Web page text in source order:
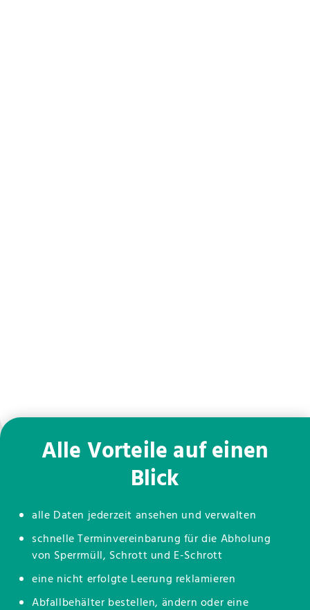
Alle Vorteile auf einen
Blick
alle Daten jederzeit ansehen und verwalten
schnelle Terminvereinbarung für die Abholung
von Sperrmüll, Schrott und E-Schrott
eine nicht erfolgte Leerung reklamieren
Abfallbehälter bestellen, ändern oder eine